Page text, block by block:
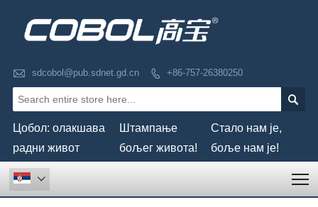
 sdcobol@pub.sdnet.gd.cn  +86-757-26380250

Цобол: олакшава
радни живот
Штампање
бољег живота!
Стало нам је,
боље нам је!
